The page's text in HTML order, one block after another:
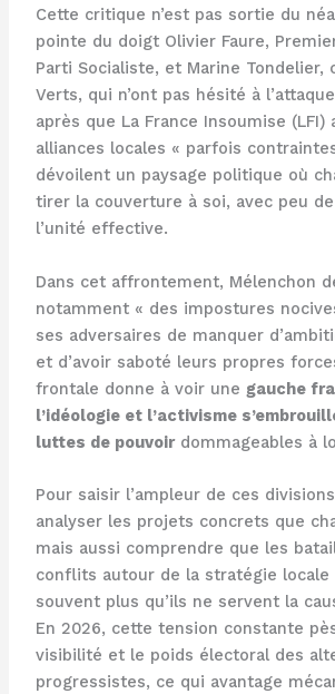
Cette critique n’est pas sortie du
pointe du doigt Olivier Faure,
Parti Socialiste, et Marine Tondelier,
Verts, qui n’ont pas hésité à
après que La France Insoumise (LFI)
alliances locales « parfois
dévoilent un paysage politique où
tirer la couverture à soi, avec peu
l’unité effective.
Dans cet affrontement, Mélenchon
notamment « des impostures
ses adversaires de manquer
et d’avoir saboté leurs propres
frontale donne à voir une gauche
l’idéologie et l’activisme
luttes de pouvoirdommageables à
Pour saisir l’ampleur de ces
analyser les projets concrets que
mais aussi comprendre que les
conflits autour de la stratégie locale
souvent plus qu’ils ne servent la
En 2026, cette tension constante
visibilité et le poids électoral des
progressistes, ce qui avantage